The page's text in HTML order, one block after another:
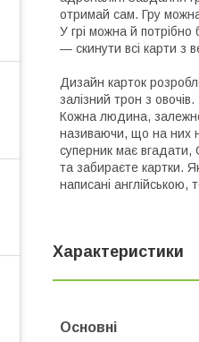
отримай сам. Гру
У грі можна й
— скинути всі карти з
Дизайн карток
залізний трон з овочів.
Кожна людина, залежно
називаючи, що на них
суперник має вгадати,
та забираєте картки.
написані
Характеристики
Основні